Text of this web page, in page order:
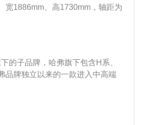
宽1886mm、高1730mm，轴距为
涡轮增压发动机和7挡双离合
连杆式独立悬架。
的子品牌，哈弗旗下包含H系、
品牌独立以来的一款进入中高端
，1794mm，轴距为2915m
气囊、发动机电子防盗、牵引力